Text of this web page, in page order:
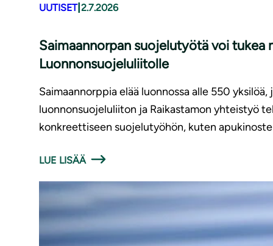
UUTISET| 2.7.2026
Saimaannorpan suojelutyötä voi tukea
Luonnonsuojeluliitolle
Saimaannorppia elää luonnossa alle 550
luonnonsuojeluliiton ja Raikastamon yhteistyö
konkreettiseen suojelutyöhön, kuten
LUE LISÄÄ